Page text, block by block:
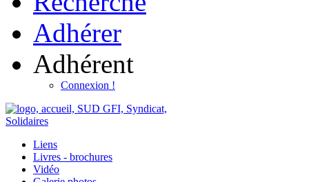
Adhérer
Adhérent
Connexion !
Liens
Livres - brochures
Vidéo